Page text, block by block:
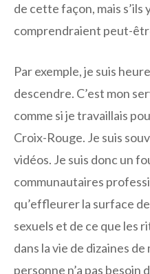
de cette façon, mais s’ils
comprendraient peut-
Par exemple, je suis
descendre. C’est mon
comme si je travaillais
Croix-Rouge. Je suis
vidéos. Je suis donc un
communautaires
qu’effleurer la surface
sexuels et de ce que les
dans la vie de dizaines
personne n’a pas besoin